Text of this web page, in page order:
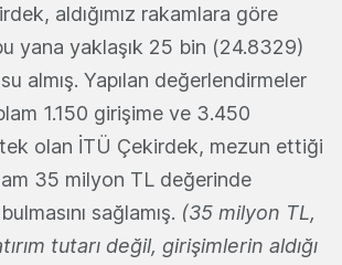
aldığımız rakamlara göre
yana yaklaşık 25 bin (24.8329)
almış. Yapılan değerlendirmeler
1.150 girişime ve 3.450
olan İTÜ Çekirdek, mezun ettiği
35 milyon TL değerinde
sağlamış. (35 milyon TL,
tutarı değil, girişimlerin aldığı